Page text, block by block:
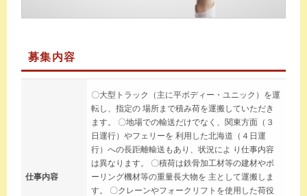
募集内容
仕事内容
〇大型トラック（主に平ボディー・ユニック）を運
転し、指定の 場所まで積み荷を運搬していただき
ます。 〇地場での輸送だけでなく、関東方面（３
日運行）やフェリーを 利用した北海道（４日運
行）への長距離輸送もあり、状況によ り仕事内容
は異なります。 〇積荷は鉄骨加工材等の建材やボ
ーリング機材等の重量長大物を 主として運搬しま
す。 〇クレーンやフォークリフトを使用した荷役